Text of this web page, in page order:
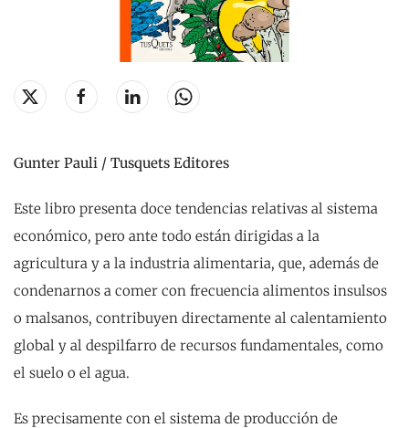
Gunter Pauli / Tusquets Editores
Este libro presenta doce tendencias relativas al sistema
económico, pero ante todo están dirigidas a la
agricultura y a la industria alimentaria, que, además de
condenarnos a comer con frecuencia alimentos insulsos
o malsanos, contribuyen directamente al calentamiento
global y al despilfarro de recursos fundamentales, como
el suelo o el agua.
Es precisamente con el sistema de producción de